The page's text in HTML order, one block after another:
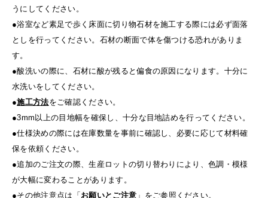
うにしてください。
●浴室など素足で歩く床面に切り物石材を施工する際には必ず面落
としを行ってください。石材の断面で体を傷つける恐れがありま
す。
●酸洗いの際に、石材に酸が残ると偏食の原因になります。十分に
水洗いをしてください。
●施工方法をご確認ください。
●3mm以上の目地幅を確保し、十分な目地詰めを行ってください。
●仕様決めの際には在庫数量を事前に確認し、必要に応じて材料確
保を依頼ください。
●追加のご注文の際、生産ロットの切り替わりにより、色調・模様
が大幅に変わることがあります。
●その他注意点は「 お願いとご注意 」をご参照ください。